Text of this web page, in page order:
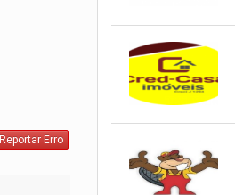
Reportar Erro